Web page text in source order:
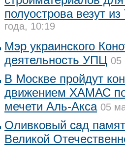
полуострова везут
года, 10:19
Мэр украинского
деятельность УПЦ 05
В Москве пройдут
движением ХАМАС по
мечети Аль-Акса 05
Оливковый сад
Великой